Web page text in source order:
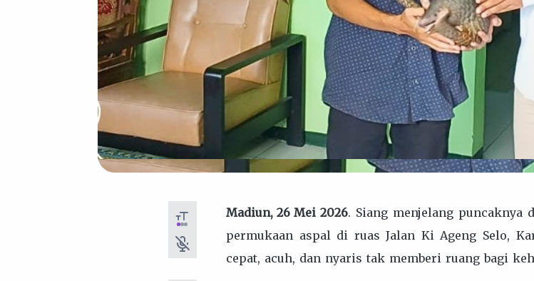
Madiun, 26 Mei 2026. Siang menjelang
permukaan aspal di ruas Jalan Ki Ageng Selo,
cepat, acuh, dan nyaris tak memberi ruang bagi